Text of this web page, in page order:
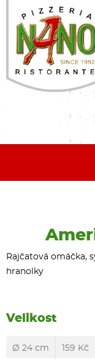
Rajčatová omáčka,
hranolky
Velikost
Ø 24 cm 159 Kč